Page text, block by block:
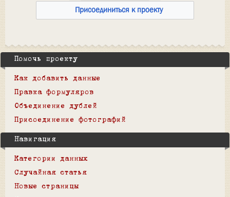
Присоединиться к проекту
Помочь проекту
Как добавить данные
Правка формуляров
Объединение дублей
Присоединение фотографий
Навигация
Категории данных
Случайная статья
Новые страницы